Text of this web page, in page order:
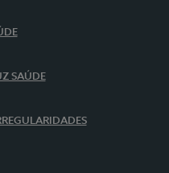
SAÚDE